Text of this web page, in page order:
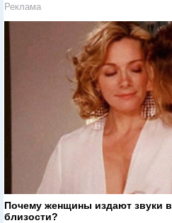
Реклама
Почему женщины издают звуки
близости?